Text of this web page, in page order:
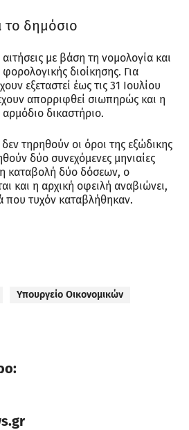
το δημόσιο
αιτήσεις με βάση τη νομολογία και
διοίκησης. Για
εξεταστεί έως τις 31 Ιουλίου
απορριφθεί σιωπηρώς και η
αρμόδιο δικαστήριο.
τηρηθούν οι όροι της εξώδικης
δύο συνεχόμενες μηνιαίες
η καταβολή δύο δόσεων, ο
και η αρχική οφειλή αναβιώνει,
τυχόν καταβλήθηκαν.
Υπουργείο Οικονομικών